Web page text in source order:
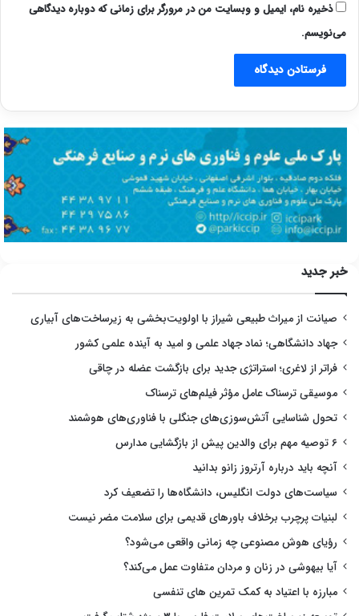
ذخیره نام، ایمیل و وبسایت من در مرورگر برای زمانی که دوباره دیدگاهی
می‌نویسم.
خبر جدید
صیانت از میراث طبیعی شیراز با اولویت‌بخشی به زیرساخت‌های آبیاری
جهاد دانشگاهی؛ نماد جهاد علمی و امید به آینده علمی کشور
فراتر از لاغری؛ استراتژی جدید برای بازگشت عضله در چاقی
موسیقی ترسناک عامل مؤثر فیلم‌های ترسناک
تحول شناسایی آتش‌سوزی‌های جنگلی با فناوری‌های هوشمند
۶ توصیه مهم برای والدین پیش از بازگشایی مدارس
آنچه باید درباره آرتروز زانو بدانید
سیاست‌های دولت انگلیس، دانشگاه‌ها را تضعیف کرد
لبنیات پرچرب برخلاف باورهای قدیمی برای سلامت مضر نیست
رؤیای هوش مصنوعی چه زمانی واقعی می‌شود؟
آیا بیهوشی در زنان و مردان متفاوت عمل می‌کند؟
مبارزه با اعتیاد به کمک تمرین های تنفسی